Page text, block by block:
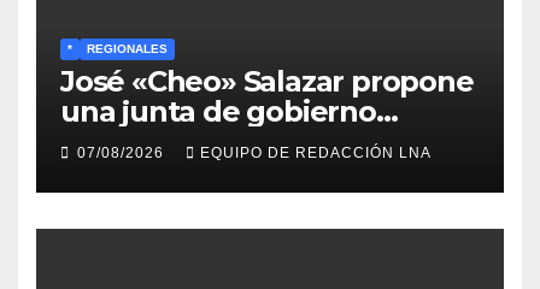
* REGIONALES
José «Cheo» Salazar propone
una junta de gobierno
transitoria ante la crisis de
representatividad en
Venezuela
07/08/2026 EQUIPO DE REDACCIÓN LNA